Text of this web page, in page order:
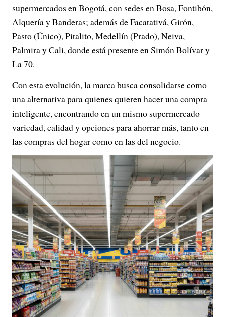
supermercados en Bogotá, con sedes en Bosa, Fontibón,
Alquería y Banderas; además de Facatativá, Girón,
Pasto (Único), Pitalito, Medellín (Prado), Neiva,
Palmira y Cali, donde está presente en Simón Bolívar y
La 70.
Con esta evolución, la marca busca consolidarse como
una alternativa para quienes quieren hacer una compra
inteligente, encontrando en un mismo supermercado
variedad, calidad y opciones para ahorrar más, tanto en
las compras del hogar como en las del negocio.